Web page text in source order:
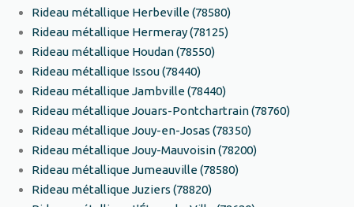
Rideau métallique Herbeville (78580)
Rideau métallique Hermeray (78125)
Rideau métallique Houdan (78550)
Rideau métallique Issou (78440)
Rideau métallique Jambville (78440)
Rideau métallique Jouars-Pontchartrain (78760)
Rideau métallique Jouy-en-Josas (78350)
Rideau métallique Jouy-Mauvoisin (78200)
Rideau métallique Jumeauville (78580)
Rideau métallique Juziers (78820)